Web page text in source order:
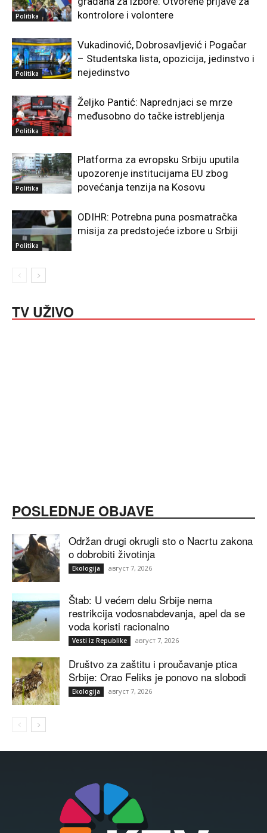
Politika
kontrolore i volontere
Politika
Vukadinović, Dobrosavljević i Pogačar
– Studentska lista, opozicija, jedinstvo i
nejedinstvo
Politika
Željko Pantić: Naprednjaci se mrze
međusobno do tačke istrebljenja
Politika
Platforma za evropsku Srbiju uputila
upozorenje institucijama EU zbog
povećanja tenzija na Kosovu
Politika
ODIHR: Potrebna puna posmatračka
misija za predstojeće izbore u Srbiji
TV UŽIVO
POSLEDNJE OBJAVE
Održan drugi okrugli sto o Nacrtu zakona
o dobrobiti životinja
Ekologija август 7, 2026
Štab: U većem delu Srbije nema
restrikcija vodosnabdevanja, apel da se
voda koristi racionalno
Vesti iz Republike август 7, 2026
Društvo za zaštitu i proučavanje ptica
Srbije: Orao Feliks je ponovo na slobodi
Ekologija август 7, 2026